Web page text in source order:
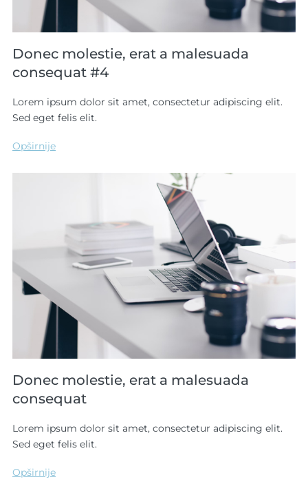
Donec molestie, erat a malesuada
consequat #4
Lorem ipsum dolor sit amet, consectetur adipiscing elit.
Sed eget felis elit.
Opširnije
Donec molestie, erat a malesuada
consequat
Lorem ipsum dolor sit amet, consectetur adipiscing elit.
Sed eget felis elit.
Opširnije